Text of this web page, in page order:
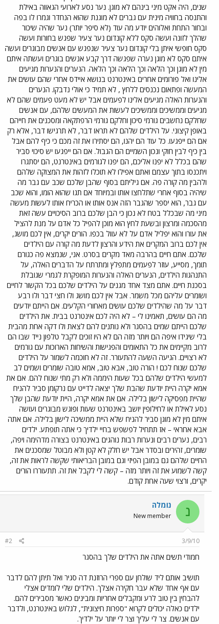
שנים, היה אקט מיני בינהם לא מוגן. נער נסע לארועי הגאווה באילת
והתנסה בחוויה מינית עם גברים לא מוגנת שהוא הנחדר וגמרו לו בפה
ובחור התחת ואלוהים יודע מה עוד (לא סיפר יותר) נער שהיה שיכור
שהלך לזונה ועשה סקס ללא קונדום נער צעיר שפגש בחורות ועשה
סקס חופשי איתן בלי קונדום נער צעיר שנפגש עם אנשים מבוגרים ועשה
איתם סקס לא מוגן נערה שפגשה דרך קבע אנשים בוגרים ועשתה איתם
מין לא מוגן וכך הלאה וכך הלאה וכך הלאה. הנערים והנערות מגיעים
אלינו ואל פורומים אחרים באינטרנט בנושא איידס אחרי שהם עושים את
המעשה ופתאום נכנסים ללחץ , לא תמיד כי אולי נדבקו. הנערים
והנערות האלה מגיעים אלינו לפעמים אבל יש לא מעט פעמים שהם לא
מגיעים וממשיכים וממשיכים לעשות את המעשים שלהם, עם אנשים
שחלקם נחשבים גורמי סיכון וחלקם גורמי הרפתקאה ומסכנים את חייהם
באופן קיצוני. על הילדים שלהם לא תראו דבר, לא תרגישו דבר, אלא רק
אם הם ייפגעו. כל עוד הם יהנו, הם יסתירו את זה מכם כי כיף להם אבל
בין כיף לבין חוקי ונכון השמיים הם הגבול. אם הם ייפגעו יש סיכוי סביר
שהם בכלל לא יפנו אליכם, הם יפנו לגורמים באינטרנט, הם יסתגרו
ויתכנסו בתוך עצמם ואתם אפילו לא תוכלו לזהות את המצוקה שלהם
ולהבין מה קורה פה. אם גיליתם בסוף שהבן שלכם שכב עם גבר מה
שיהיה בסוף אחרי שתלחצו אותו ובמיוחד אם תגו שהוא הומו, והוא שכב
עם גבר, הוא יספר שהגבר הזה אנס אותו או הכריח אותו לעשות מעשה
מיני מה שבכלל בטח לא נכון כי הבן שלכם ברוב הסיכויים עשה זאת
מהסכמה ומרצון ובשעת לחץ הוא מוכן להפיל כל אדם על מנת להציל
את עורו והוא יפליל אדם על לא עוול בכפו. הורים יקרים, אין לכם מושג,
אין לכם ברוב המקרים את הידע והרצון לדעת מה קורה עם הילדים
שלכם. אתם חיים בהרבה מאד מקרים בסרט. אני, שנמצא פה כגורם
תומך, מסייע, עוזר לפעמים מתפלץ ומתרתח על הדברים האלה, על
התנהגות הילדים, הנערים האלה והנערות המופקרת לגמרי שגובלת
בסכנת חיים. אתם מצד אחד מגנים על הילדים שלכם בכל הקשור לחיים
ושומרים עליהם מכל משמר. אבל אין לכם מושג ולו חצי דבר ולו רבע
דבר על מה שהילדים שלכם עושים מאחורי הקלעים. אם הייתם יודעים
מה הם עושים, תאמינו לי – לא היה לכם אינטרנט בבית. את הילדים
שלכם הייתם שמים בהסגר ולא נותנים להם לצאת ולו דקה אחת מהבית
בלי שיגידו איפה הם ויותר מזה הם לא היו זוכים לקבל טלפון נייד שבו הם
לרוב מקיימים את כל התאומים והפגישות והשיחות הארוכות עם גורמים
לא רצויים. הגיעה השעה להתעורר. זה לא חוכמה לשמור על הילדים
שלכם שנוח לכם ! הורה טוב, אבא טוב, אמא טובה שומרים ושמים לב
למעשי הילדים שלהם בכל שעות היממה ולא רק מתי שנוח להם. אם את
אמא יקרה היית יודעת שהבת שלך יצאה לדייט עם נרקומן סביר להניח
שהיית מפסיקה לישון בלילה. אם את אמא יקרה, היית יודעת שהבן שלך
נסע לאילת או לחילופין יושב באינטרנט שעות ופוגש מבוגרים ועושה
איתם מין לא מוגן סביר להניח שלא היית ממשיכה לישון בלילה. אם אתה
אבא אחראי – אז תתחיל לפשפש בחיי ילדיך כי אתה תופתע. ילדים
רבים, נערים רבים ונערות רבות נוהגים באינטרנט בצורה מדהימה ויפה,
שומרים, זהירים ובסדר אבל יש חלק לא קטן ולא מבוטל שמסכנים את
החיים שלהם גם במובן הפיזי וגם במובן הבריאותי שקשה לראות את זה,
קשה לשמוע את זה ויותר מזה – קשה לי לקבל את זה. תתעוררו הורים
יקרים, ורצוי שעה אחת קודם.
נ נומלה
New member
3/9/10
#2
חמודי תשים אתה את הילדים שלך בהסגר
תושיב אותם ליד שולחן עם ספרי הרוזנת דה סגיר ואל תיתן להם לדבר
עם אף אחד שלא עבר חקירה אצלך. הילדים שלי לומדים אצלי
להבחין בין טוב לרע ומקבלים אחריות ומבינים כאשר מסבירים להם.
ילדים כאלה יכולים לקרוא "ספרות חיצונית", לגלוש באינטרנט, ולדבר
עם אנשים. צר לי עליך וצר לי יותר על ילדיך.